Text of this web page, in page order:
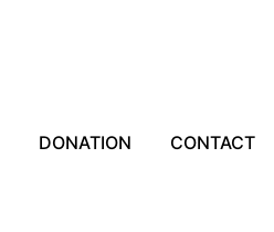
DONATION CONTACT